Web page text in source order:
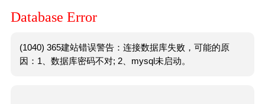
Database Error
(1040) 365建站错误警告：连接数据库失败，可能的原
因：1、数据库密码不对; 2、mysql未启动。